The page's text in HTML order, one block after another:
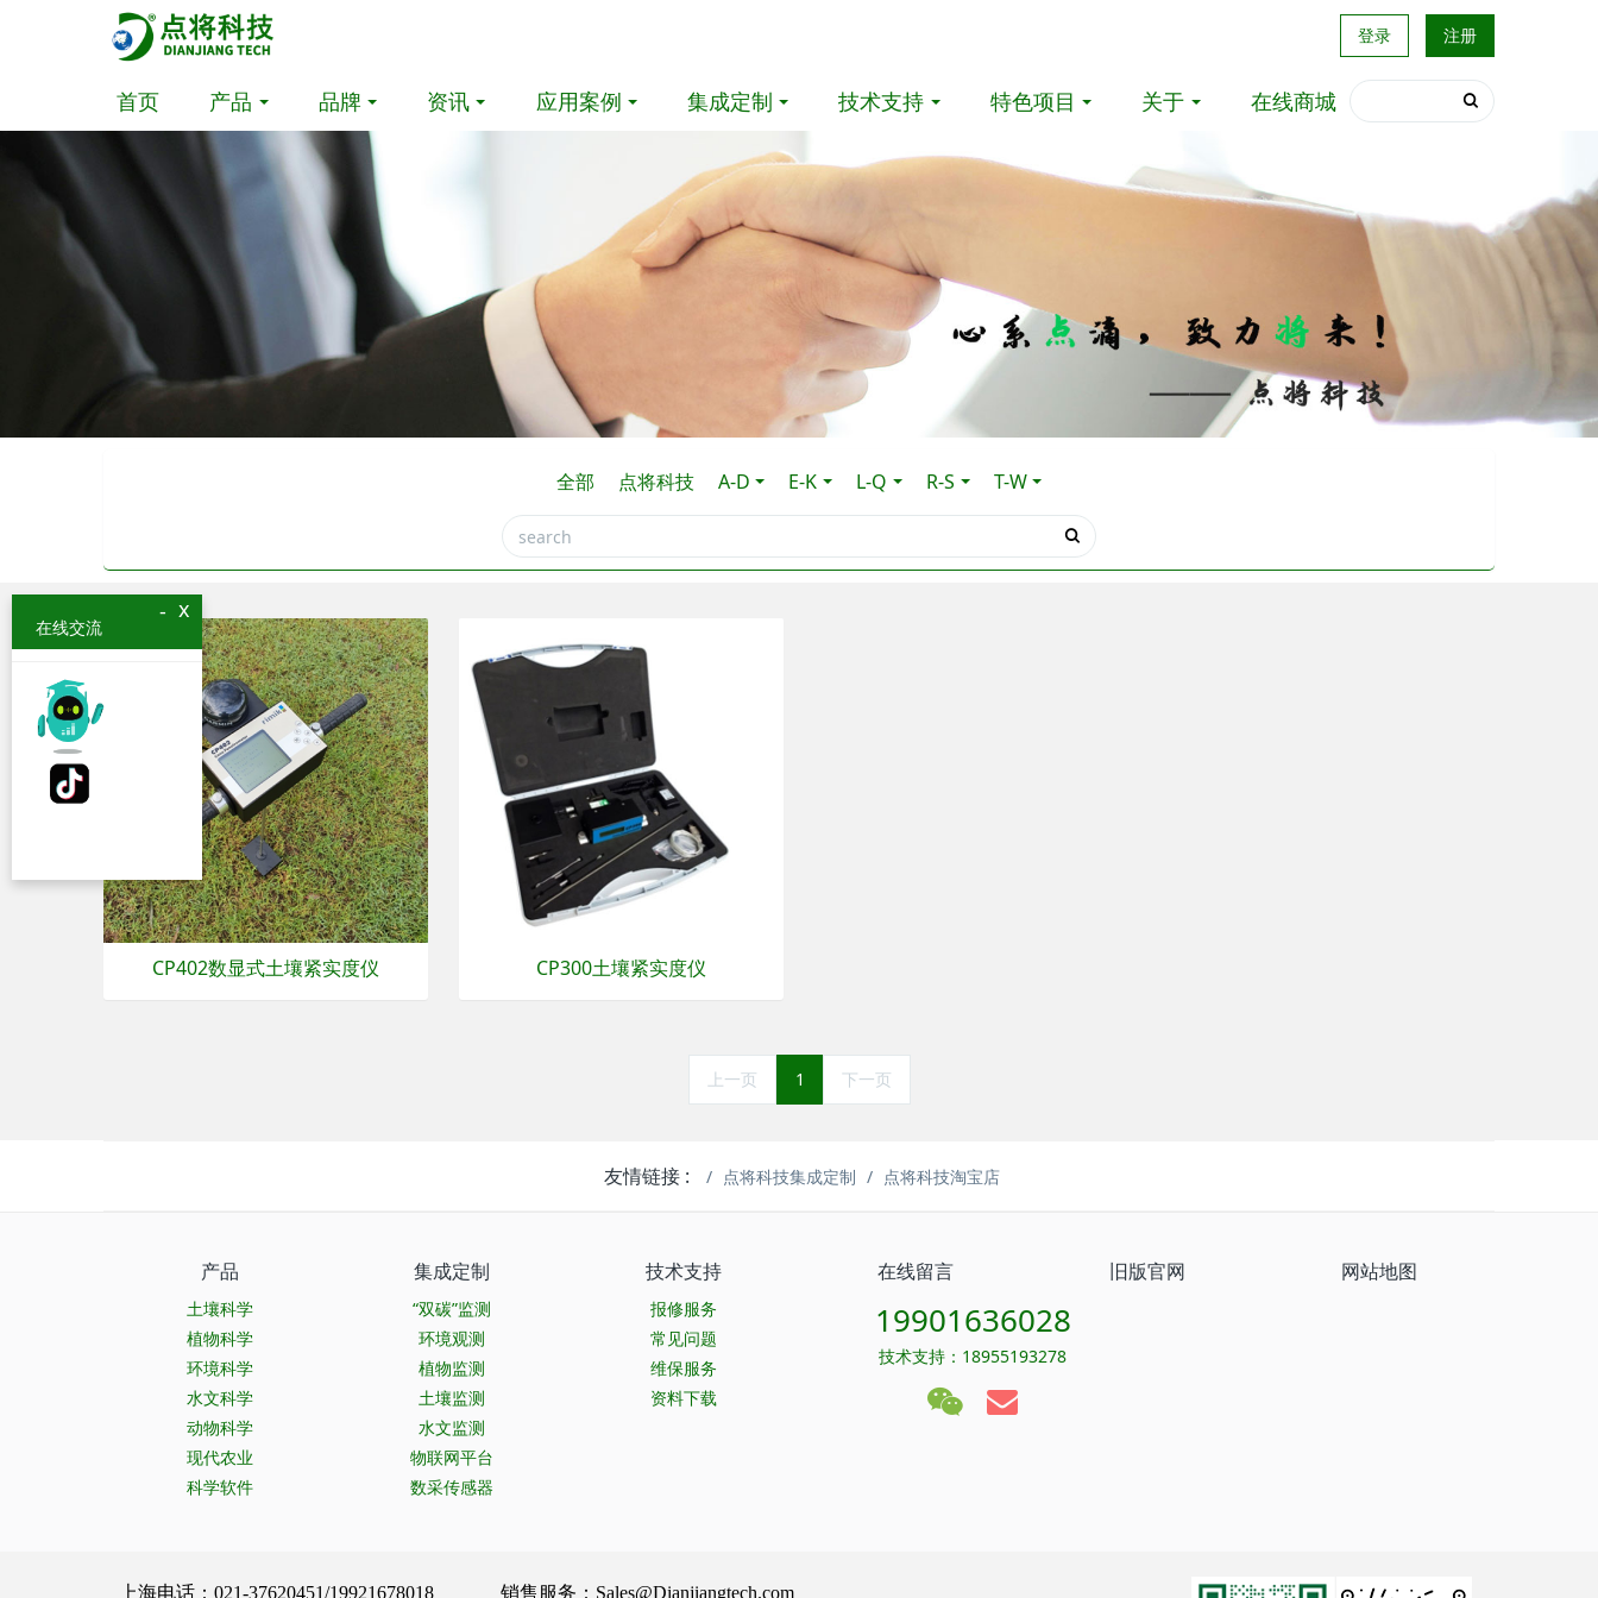
登录 注册
首页 产品 品牌 资讯 应用案例 集成定制 技术支持 特色项目 关于 在线商城
全部 点将科技 A-D E-K L-Q R-S T-W
CP402数显式土壤紧实度仪 CP300土壤紧实度仪
上一页 1 下一页
友情链接 : 点将科技集成定制 点将科技淘宝店
产品
土壤科学
植物科学
环境科学
水文科学
动物科学
现代农业
科学软件
集成定制
“双碳”监测
环境观测
植物监测
土壤监测
水文监测
物联网平台
数采传感器
技术支持
报修服务
常见问题
维保服务
资料下载
在线留言 旧版官网 网站地图
19901636028
技术支持：18955193278
上海电话：021-37620451/19921678018 销售服务：Sales@Dianjiangtech.com
x
-
在线交流